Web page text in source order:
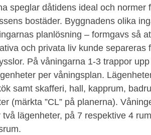
speglar dåtidens ideal och normer
bostäder. Byggnadens olika
planlösning – formgavs så
och privata liv kunde separeras
På våningarna 1-3 trappor
per våningsplan.
samt skafferi, hall, kapprum,
(märkta ”CL” på planerna).
två lägenheter, på 7 respektive 4